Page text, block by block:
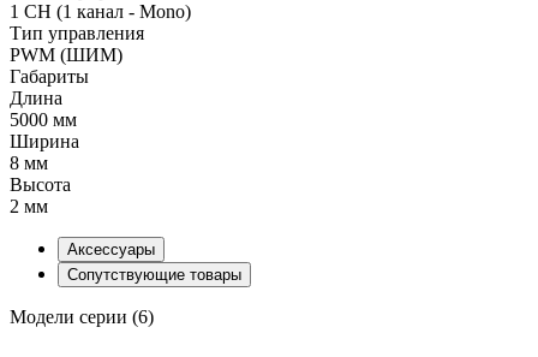
1 CH (1 канал - Mono)
Тип управления
PWM (ШИМ)
Габариты
Длина
5000 мм
Ширина
8 мм
Высота
2 мм
Аксессуары
Сопутствующие товары
Модели серии (6)